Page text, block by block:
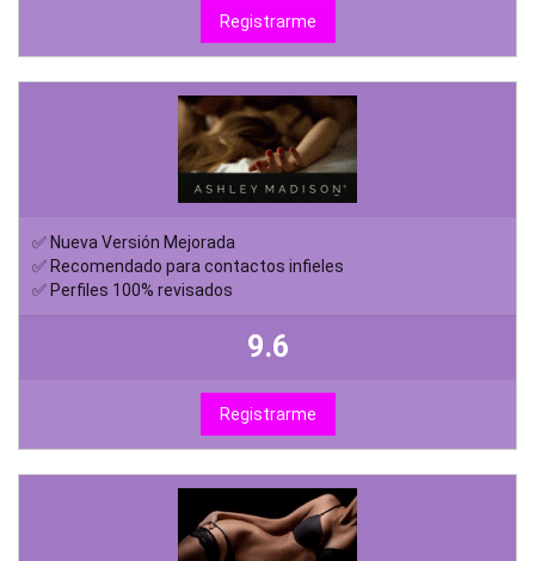
Registrarme
✅ Nueva Versión Mejorada
✅ Recomendado para contactos infieles
✅ Perfiles 100% revisados
9.6
Registrarme